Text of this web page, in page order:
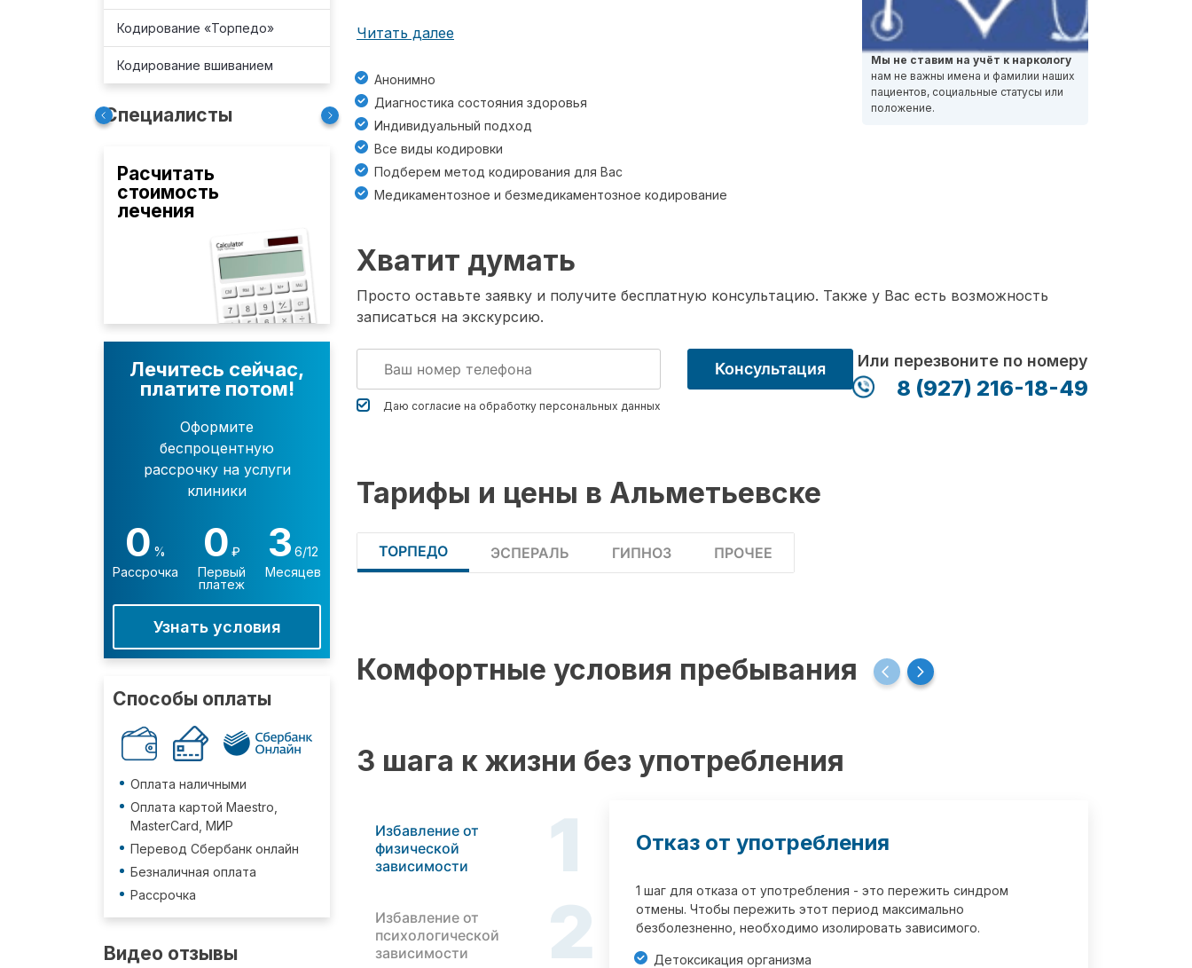
Кодирование «Торпедо»
Кодирование вшиванием
Специалисты
Расчитать
стоимость
лечения
Лечитесь сейчас,
платите потом!
Оформите
беспроцентную
рассрочку на услуги
клиники
0 %
Рассрочка
0 ₽
Первый
платеж
3 6/12
Месяцев
Узнать условия
Способы оплаты
Оплата наличными
Оплата картой Maestro,
MasterCard, МИР
Перевод Сбербанк онлайн
Безналичная оплата
Рассрочка
Видео отзывы
Читать далее
Анонимно
Диагностика состояния здоровья
Индивидуальный подход
Все виды кодировки
Подберем метод кодирования для Вас
Медикаментозное и безмедикаментозное кодирование
Мы не ставим на учёт к наркологу
нам не важны имена и фамилии наших
пациентов, социальные статусы или
положение.
Хватит думать
Просто оставьте заявку и получите бесплатную консультацию. Также у Вас есть возможность
записаться на экскурсию.
Даю согласие на обработку персональных данных
Консультация Или перезвоните по номеру
8 (927) 216-18-49
Тарифы и цены в Альметьевске
ТОРПЕДО ЭСПЕРАЛЬ ГИПНОЗ ПРОЧЕЕ
Комфортные условия пребывания
3 шага к жизни без употребления
Избавление от
физической
зависимости
1
Избавление от
психологической
зависимости
2
Отказ от употребления
1 шаг для отказа от употребления - это пережить синдром
отмены. Чтобы пережить этот период максимально
безболезненно, необходимо изолировать зависимого.
Детоксикация организма